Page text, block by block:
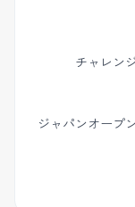
チャレン
ジャパンオープ